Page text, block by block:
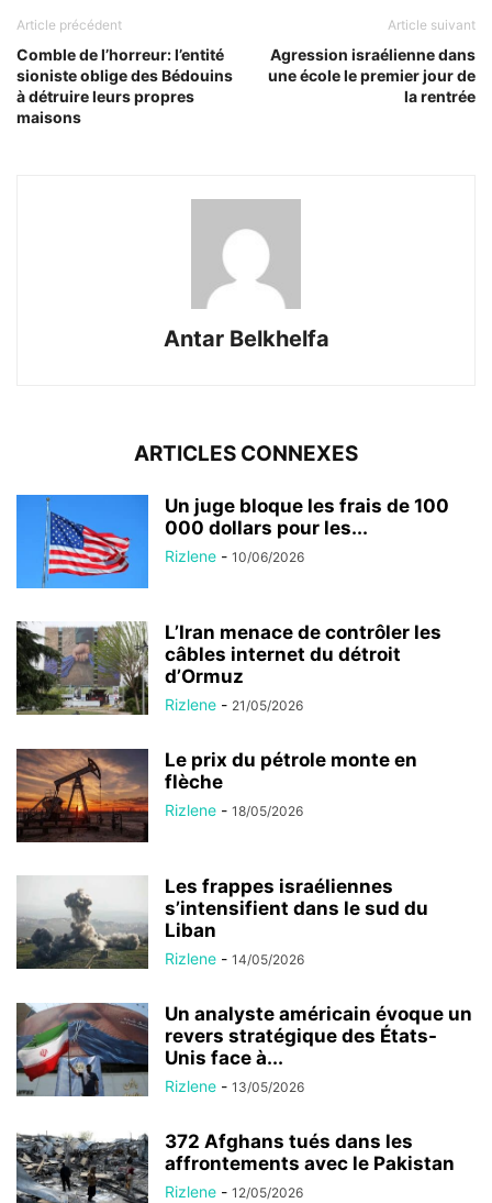
Article précédent
Comble de l’horreur: l’entité
sioniste oblige des Bédouins
à détruire leurs propres
maisons
Article suivant
Agression israélienne dans
une école le premier jour de
la rentrée
Antar Belkhelfa
ARTICLES CONNEXES
Un juge bloque les frais de 100
000 dollars pour les...
Rizlene - 10/06/2026
L’Iran menace de contrôler les
câbles internet du détroit
d’Ormuz
Rizlene - 21/05/2026
Le prix du pétrole monte en
flèche
Rizlene - 18/05/2026
Les frappes israéliennes
s’intensifient dans le sud du
Liban
Rizlene - 14/05/2026
Un analyste américain évoque un
revers stratégique des États-
Unis face à...
Rizlene - 13/05/2026
372 Afghans tués dans les
affrontements avec le Pakistan
Rizlene - 12/05/2026